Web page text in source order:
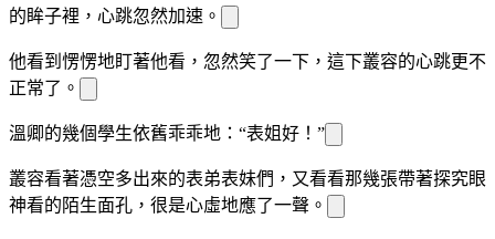
的眸子裡，心跳忽然加速。
他看到 愣愣地盯著他看，忽然笑了一下，這下叢容的心跳更不
正常了。
溫卿的幾個學生依舊乖乖地 ：“表姐好！”
叢容看著憑空多出來的表弟表妹們，又看看那幾張帶著探究眼
神看的陌生面孔，很是心虛地應了一聲。